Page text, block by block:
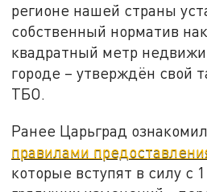
регионе нашей страны
собственный норматив
квадратный метр
городе – утверждён свой
ТБО.
Ранее Царьград
правилами
которые вступят в силу с